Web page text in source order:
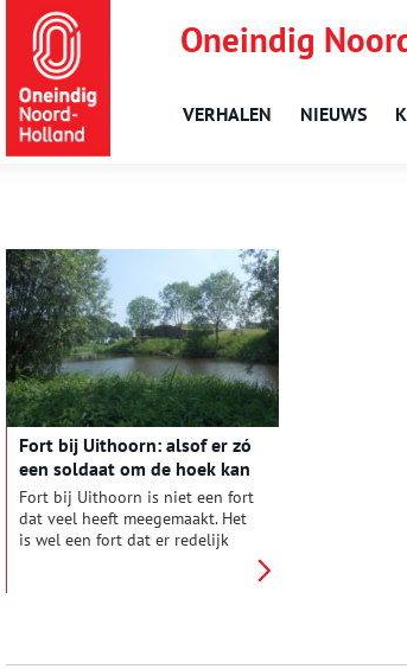
Oneindig
VERHALEN NIEUWS
Fort bij Uithoorn: alsof er zó
een soldaat om de hoek kan
komen
Fort bij Uithoorn is niet een fort
dat veel heeft meegemaakt. Het
is wel een fort dat er redelijk